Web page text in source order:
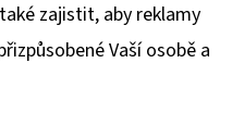
zajistit, aby reklamy
Vaší osobě a